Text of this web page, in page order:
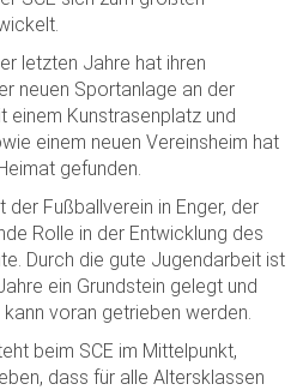
letzten Jahre hat ihren
neuen Sportanlage an der
einem Kunstrasenplatz und
einem neuen Vereinsheim hat
gefunden.
der Fußballverein in Enger, der
Rolle in der Entwicklung des
Durch die gute Jugendarbeit ist
ein Grundstein gelegt und
voran getrieben werden.
beim SCE im Mittelpunkt,
dass für alle Altersklassen